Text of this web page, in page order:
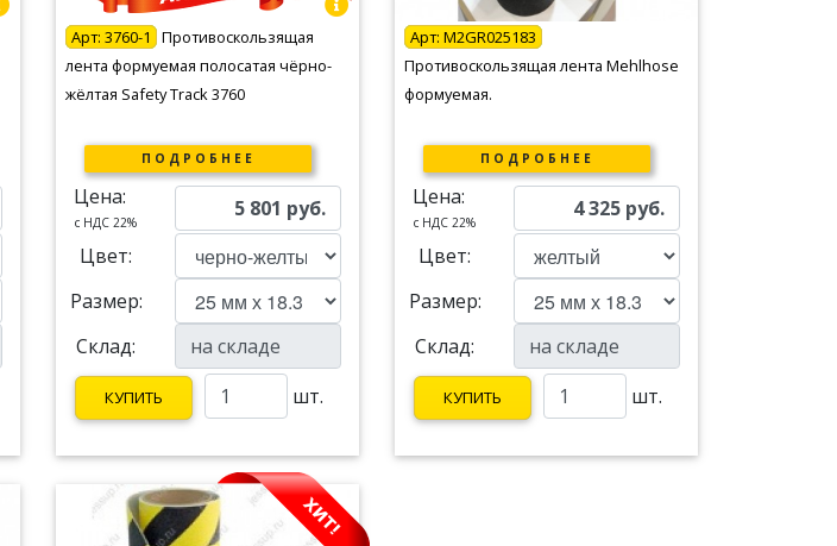
Арт: 3760-1
Противоскользящая
лента формуемая полосатая чёрно-
жёлтая Safety Track 3760
ПОДРОБНЕЕ
Цена:
c НДС 22%
5 801 руб.
Цвет:
Размер:
Склад:
КУПИТЬ шт.
Арт: M2GR025183
Противоскользящая лента Mehlhose
формуемая.
ПОДРОБНЕЕ
Цена:
c НДС 22%
4 325 руб.
Цвет:
Размер:
Склад:
КУПИТЬ шт.